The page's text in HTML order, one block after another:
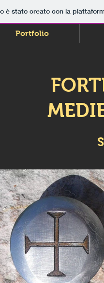
è stato creato con la
Portfolio